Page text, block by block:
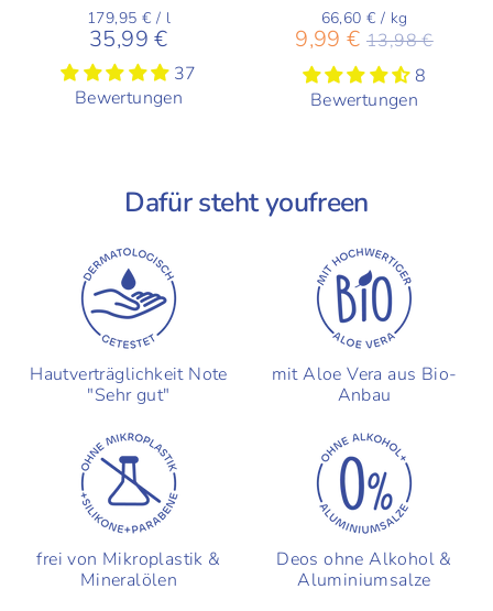
179,95 € / l
35,99 €
37
Bewertungen
66,60 € / kg
9,99 € Normaler
Preis
13,98 €
8
Bewertungen
Dafür steht youfreen
Hautverträglichkeit Note
"Sehr gut"
mit Aloe Vera aus Bio-
Anbau
frei von Mikroplastik &
Mineralölen
Deos ohne Alkohol &
Aluminiumsalze